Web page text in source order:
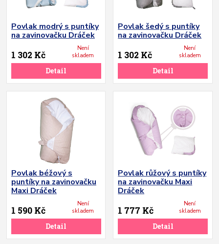
Povlak modrý s puntíky
na zavinovačku Dráček
1 302 Kč
Není
skladem
Detail
Povlak šedý s puntíky
na zavinovačku Dráček
1 302 Kč
Není
skladem
Detail
Povlak béžový s
puntíky na zavinovačku
Maxi Dráček
1 590 Kč
Není
skladem
Detail
Povlak růžový s puntíky
na zavinovačku Maxi
Dráček
1 777 Kč
Není
skladem
Detail